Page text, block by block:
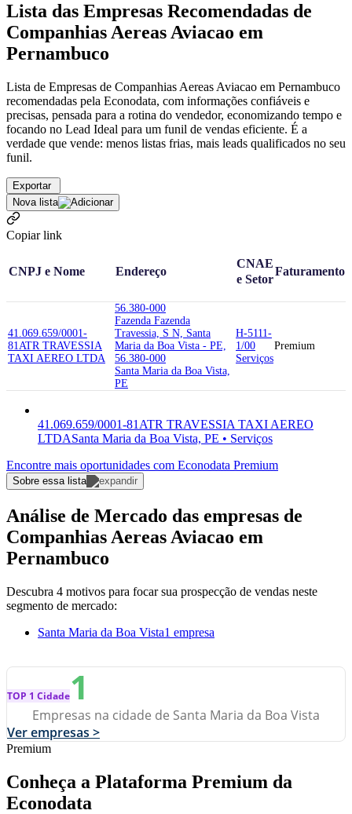
Lista das Empresas Recomendadas de
Companhias Aereas Aviacao em
Pernambuco
Lista de Empresas de Companhias Aereas Aviacao em Pernambuco
recomendadas pela Econodata, com informações confiáveis e
precisas, pensada para a rotina do vendedor, economizando tempo e
focando no Lead Ideal para um funil de vendas eficiente. É a
verdade que vende: menos listas frias, mais leads qualificados no seu
funil.
Exportar
Nova lista
Copiar link
CNPJ e Nome Endereço
CNAE
e Setor
Faturamento
41.069.659/0001-
81ATR TRAVESSIA
TAXI AEREO LTDA
56.380-000
Fazenda Fazenda
Travessia, S N, Santa
Maria da Boa Vista - PE,
56.380-000
Santa Maria da Boa Vista,
PE
H-5111-
1/00
Serviços
Premium
41.069.659/0001-81 ATR TRAVESSIA TAXI AEREO
LTDASanta Maria da Boa Vista, PE • Serviços
Encontre mais oportunidades com Econodata Premium
Sobre essa lista
Análise de Mercado das empresas de
Companhias Aereas Aviacao em
Pernambuco
Descubra 4 motivos para focar sua prospecção de vendas neste
segmento de mercado:
Santa Maria da Boa Vista1 empresa
TOP 1 Cidade1
Empresas na cidade de Santa Maria da Boa Vista
Ver empresas >
Premium
Conheça a Plataforma Premium da
Econodata